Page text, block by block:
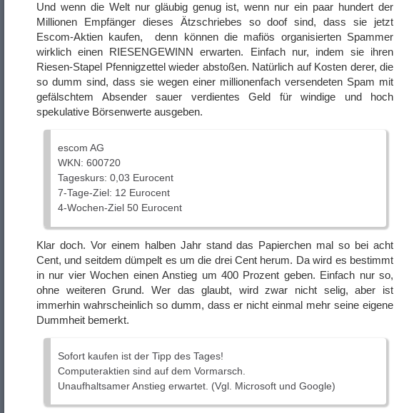
Und wenn die Welt nur gläubig genug ist, wenn nur ein paar hundert der
Millionen Empfänger dieses Ätzschriebes so doof sind, dass sie jetzt
Escom-Aktien kaufen, denn können die mafiös organisierten Spammer
wirklich einen RIESENGEWINN erwarten. Einfach nur, indem sie ihren
Riesen-Stapel Pfennigzettel wieder abstoßen. Natürlich auf Kosten derer, die
so dumm sind, dass sie wegen einer millionenfach versendeten Spam mit
gefälschtem Absender sauer verdientes Geld für windige und hoch
spekulative Börsenwerte ausgeben.
escom AG
WKN: 600720
Tageskurs: 0,03 Eurocent
7-Tage-Ziel: 12 Eurocent
4-Wochen-Ziel 50 Eurocent
Klar doch. Vor einem halben Jahr stand das Papierchen mal so bei acht
Cent, und seitdem dümpelt es um die drei Cent herum. Da wird es bestimmt
in nur vier Wochen einen Anstieg um 400 Prozent geben. Einfach nur so,
ohne weiteren Grund. Wer das glaubt, wird zwar nicht selig, aber ist
immerhin wahrscheinlich so dumm, dass er nicht einmal mehr seine eigene
Dummheit bemerkt.
Sofort kaufen ist der Tipp des Tages!
Computeraktien sind auf dem Vormarsch.
Unaufhaltsamer Anstieg erwartet. (Vgl. Microsoft und Google)